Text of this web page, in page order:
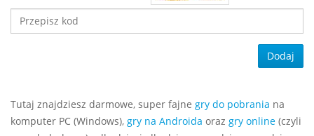
Dodaj
Tutaj znajdziesz darmowe, super fajne gry do pobrania na
komputer PC (Windows), gry na Androida oraz gry online (czyli